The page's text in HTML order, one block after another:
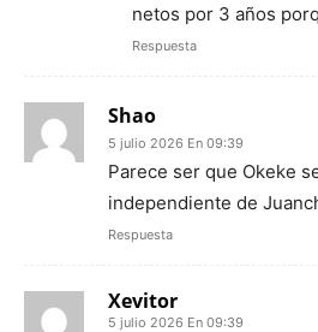
netos por 3 años
Respuesta
Shao
5 julio 2026 En 09:39
Parece ser que Okeke
independiente de
Respuesta
Xevitor
5 julio 2026 En 09:39